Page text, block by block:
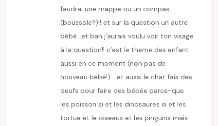
faudrai une mappe ou un compas
(boussole?)!! et sur la question un autre
bébé…et bah j’aurais voulu voir ton visage
à la question!! c’est le theme des enfant
aussi en ce moment (non pas de
nouveau bébé!) …et aussi le chat fais des
oeufs pour faire des bébée parce-que
les poisson si et les dinosaures si et les
tortue et le oiseaux et les pinguins mais